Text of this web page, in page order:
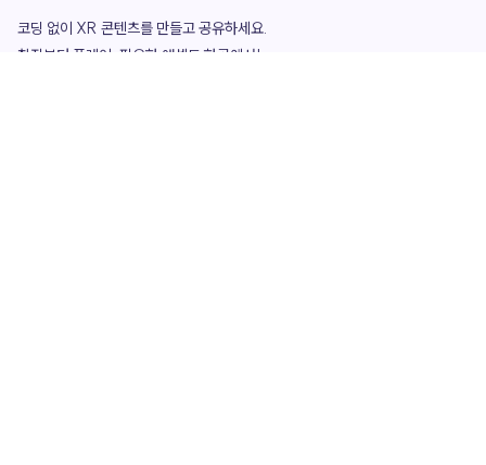
코딩 없이 XR 콘텐츠를 만들고 공유하세요.
창작부터 플레이, 필요한 애셋도 한곳에서!